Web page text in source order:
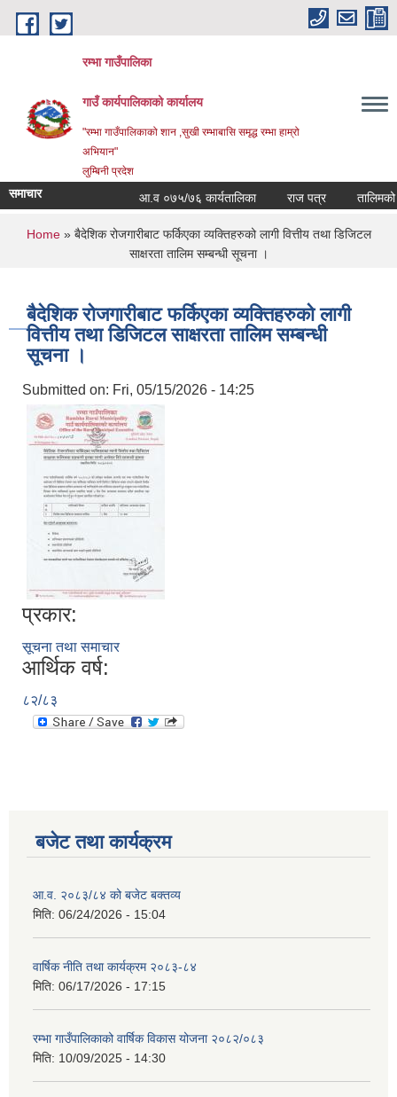
Skip to main content
रम्भा गाउँपालिका
गाउँ कार्यपालिकाको कार्यालय
"रम्भा गाउँपालिकाको शान ,सुखी रम्भाबासि समृद्ध रम्भा हाम्रो
अभियान"
लुम्बिनी प्रदेश
समाचार आ.व ०७५/७६ कार्यतालिका राज पत्र तालिमको
You are here
Home» बैदेशिक रोजगारीबाट फर्किएका व्यक्तिहरुको लागी वित्तीय तथा डिजिटल
साक्षरता तालिम सम्बन्धी सूचना ।
बैदेशिक रोजगारीबाट फर्किएका व्यक्तिहरुको लागी
वित्तीय तथा डिजिटल साक्षरता तालिम सम्बन्धी
सूचना ।
Submitted on: Fri, 05/15/2026 - 14:25
प्रकार:
सूचना तथा समाचार
आर्थिक वर्ष:
८२/८३
बजेट तथा कार्यक्रम
आ.व. २०८३/८४ को बजेट बक्तव्य
मिति: 06/24/2026 - 15:04
वार्षिक नीति तथा कार्यक्रम २०८३-८४
मिति: 06/17/2026 - 17:15
रम्भा गाउँपालिकाको वार्षिक विकास योजना २०८२/०८३
मिति: 10/09/2025 - 14:30